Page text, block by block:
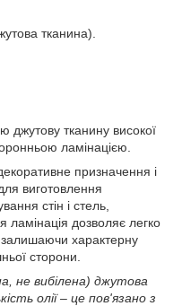
тканина).
джутову тканину високої
ламінацією.
призначення і
виготовлення
стін і стель,
дозволяє легко
залишаючи характерну
сторони.
не вибілена) джутова
олії – це пов'язано з